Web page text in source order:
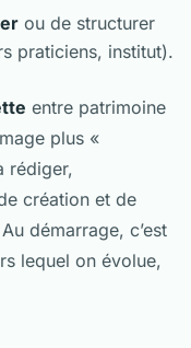
ou de structurer
praticiens, institut).
entre patrimoine
plus «
rédiger,
création et de
démarrage, c’est
lequel on évolue,